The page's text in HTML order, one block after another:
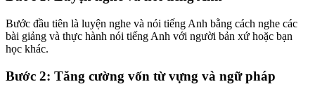
Bước đầu tiên là luyện nghe và nói tiếng Anh bằng cách nghe các
bài giảng và thực hành nói tiếng Anh với người bản xứ hoặc bạn
học khác.
Bước 2: Tăng cường vốn từ vựng và ngữ pháp